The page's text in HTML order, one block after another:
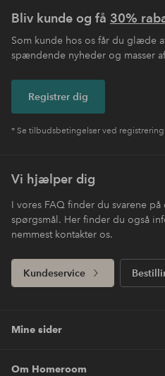
Bliv kunde og få 30%
Som kunde hos os får du glæde
spændende nyheder og masser
Registrer dig
* Se tilbudsbetingelser ved registrering
Vi hjælper dig
I vores FAQ finder du svarene
spørgsmål. Her finder du også
nemmest kontakter os.
Kundeservice
Mine sider
Om Homeroom